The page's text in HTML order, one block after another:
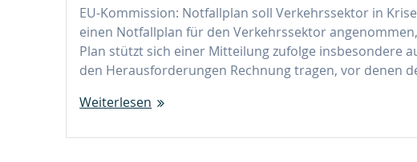
EU-Kommission: Notfallplan soll Verkehrssektor in
einen Notfallplan für den Verkehrssektor
Plan stützt sich einer Mitteilung zufolge insbesondere
den Herausforderungen Rechnung tragen, vor denen
Weiterlesen